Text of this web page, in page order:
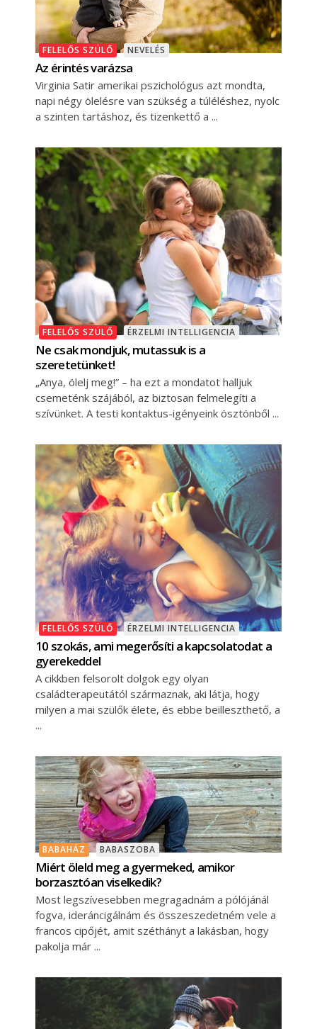
FELELŐS SZÜLŐ NEVELÉS
Az érintés varázsa
Virginia Satir amerikai pszichológus azt mondta,
napi négy ölelésre van szükség a túléléshez, nyolc
a szinten tartáshoz, és tizenkettő a
FELELŐS SZÜLŐ ÉRZELMI INTELLIGENCIA
Ne csak mondjuk, mutassuk is a
szeretetünket!
„Anya, ölelj meg!” – ha ezt a mondatot halljuk
csemeténk szájából, az biztosan felmelegíti a
szívünket. A testi kontaktus-igényeink ösztönből
FELELŐS SZÜLŐ ÉRZELMI INTELLIGENCIA
10 szokás, ami megerősíti a kapcsolatodat a
gyerekeddel
A cikkben felsorolt dolgok egy olyan
családterapeutától származnak, aki látja, hogy
milyen a mai szülők élete, és ebbe beilleszthető, a
BABAHÁZ BABASZOBA
Miért öleld meg a gyermeked, amikor
borzasztóan viselkedik?
Most legszívesebben megragadnám a pólójánál
fogva, ideráncigálnám és összeszedetném vele a
francos cipőjét, amit széthányt a lakásban, hogy
pakolja már